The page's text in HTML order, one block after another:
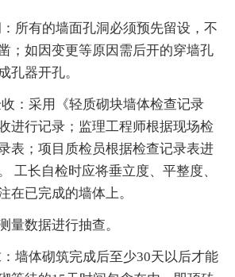
有的墙面孔洞必须预先留设，不
；如因变更等原因需后开的穿墙孔
孔器开孔。
采用《轻质砌块墙体检查记录
进行记录；监理工程师根据现场检
表；项目质检员根据检查记录表进
工长自检时应将垂立度、平整度、
在已完成的墙体上。
数据进行抽查。
体砌筑完成后至少30天以后才能